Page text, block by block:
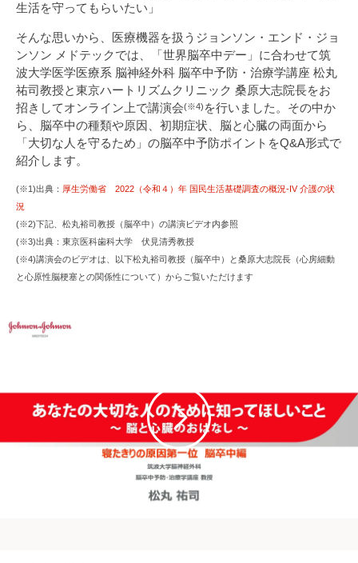
生活を守ってもらいたい」
そんな思いから、医療機器を扱うジョンソン・エンド・ジョ
ンソン メドテックでは、「世界脳卒中デー」に合わせて筑
波大学医学医療系 脳神経外科 脳卒中予防・治療学講座 松丸
祐司教授と東京ハートリズムクリニック 桑原大志院長をお
招きしてオンライン上で講演会(※4) を行いました。その中か
ら、脳卒中の種類や原因、初期症状、脳と心臓の両面から
「大切な人を守るため」の脳卒中予防ポイントをQ&A形式で
紹介します。
(※1)出典： 厚生労働省 2022（令和４）年 国民生活基礎調査の概況-IV 介護の状
況
(※2)下記、松丸裕司教授（脳卒中）の講演ビデオ内参照
(※3)出典：東京医科歯科大学 伏見清秀教授
(※4)講演会のビデオは、以下松丸裕司教授（脳卒中）と桑原大志院長（心房細動
と心原性脳梗塞との関係性について）からご覧いただけます